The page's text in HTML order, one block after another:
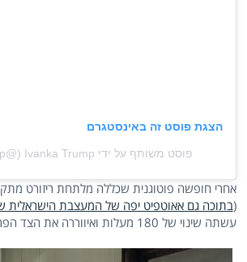
הצגת פוסט זה באינסטגרם
פוסט משותף על ידי ‏‎Ivanka Trump‎‏ (@‏‎ivankatrump‎‏)
אחרי חופשה פוטוגנית שכללה מלתחת ריזורט
(בתוכה גם אאוטפיט יפה של המעצבת הישראלית
עשתה שינוי של 180 מעלות ואיווררה את הצד הפרוע שלה.